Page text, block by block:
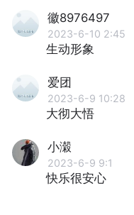
徽8976497
2023-6-10 2:45
生动形象
爱团
2023-6-9 10:28
大彻大悟
小濲
2023-6-9 9:1
快乐很安心